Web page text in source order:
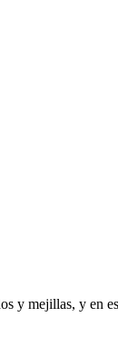
y mejillas, y en